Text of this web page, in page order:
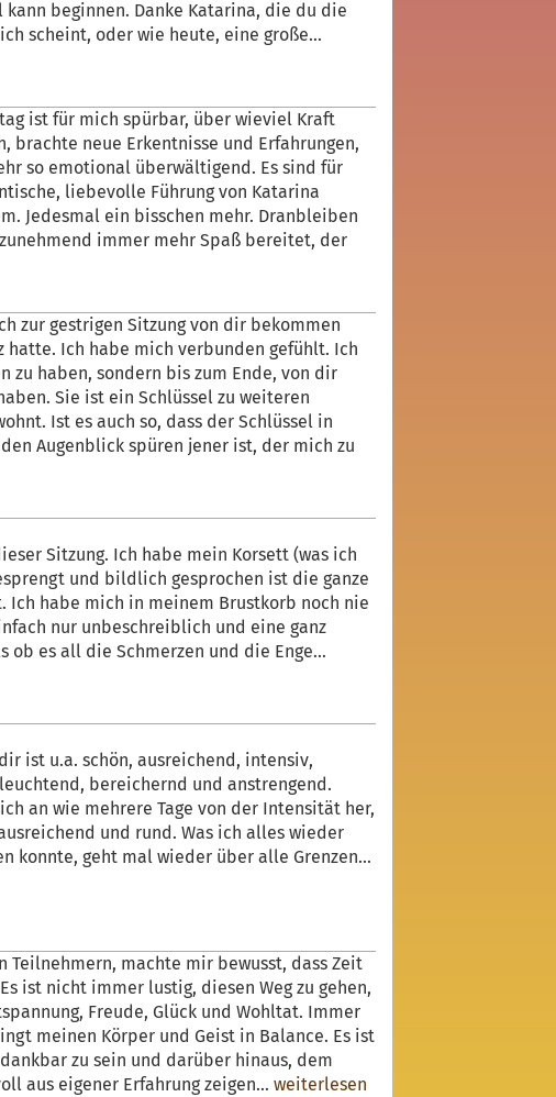
beginnen. Danke Katarina, die du die
scheint, oder wie heute, eine große...
ist für mich spürbar, über wieviel Kraft
brachte neue Erkentnisse und Erfahrungen,
so emotional überwältigend. Es sind für
liebevolle Führung von Katarina
Jedesmal ein bisschen mehr. Dranbleiben
immer mehr Spaß bereitet, der
zur gestrigen Sitzung von dir bekommen
hatte. Ich habe mich verbunden gefühlt. Ich
zu haben, sondern bis zum Ende, von dir
Sie ist ein Schlüssel zu weiteren
Ist es auch so, dass der Schlüssel in
Augenblick spüren jener ist, der mich zu
Sitzung. Ich habe mein Korsett (was ich
und bildlich gesprochen ist die ganze
Ich habe mich in meinem Brustkorb noch nie
nur unbeschreiblich und eine ganz
es all die Schmerzen und die Enge...
ist u.a. schön, ausreichend, intensiv,
bereichernd und anstrengend.
an wie mehrere Tage von der Intensität her,
und rund. Was ich alles wieder
konnte, geht mal wieder über alle Grenzen...
Teilnehmern, machte mir bewusst, dass Zeit
ist nicht immer lustig, diesen Weg zu gehen,
Freude, Glück und Wohltat. Immer
meinen Körper und Geist in Balance. Es ist
zu sein und darüber hinaus, dem
aus eigener Erfahrung zeigen...weiterlesen